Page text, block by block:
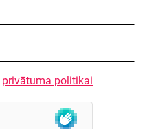
privātuma politikai